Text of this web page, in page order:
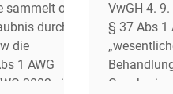
oder
durch
die
1 AWG
2002 sind
VwGH 4.
§ 37 Abs 1